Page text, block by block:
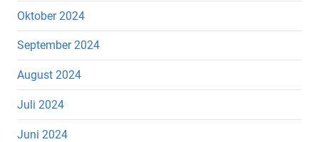
Oktober 2024
September 2024
August 2024
Juli 2024
Juni 2024